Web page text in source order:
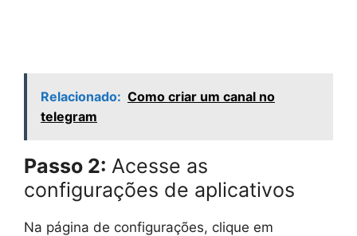
Relacionado: Como criar um canal no
telegram
Passo 2: Acesse as
configurações de aplicativos
Na página de configurações, clique em